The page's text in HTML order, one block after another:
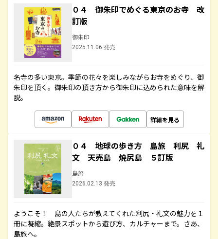
０４ 御朱印でめぐる東京のお寺 改
訂版
御朱印
2025.11.06 発売
名寺の多い東京。季節の花々を楽しみながらお寺をめぐり、御
朱印を頂く。御朱印の頂き方から御朱印に込められた意味を解
説。
詳細を見る
０４ 地球の歩き方 島旅 利尻 礼
文 天売島 焼尻島 ５訂版
島旅
2026.02.13 発売
ようこそ！ 島の人たちが教えてくれた利尻・礼文の魅力を１
冊に凝縮。絶景スポットから遊び方、カルチャーまで。さあ、
島旅へ。